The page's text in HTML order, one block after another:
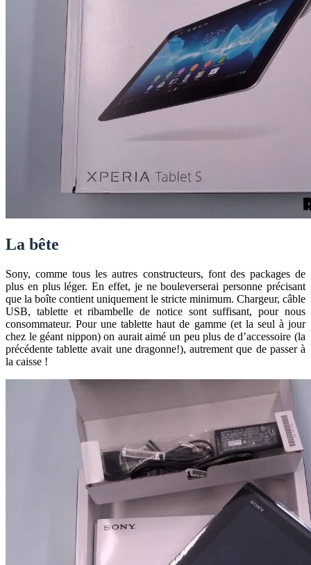
La bête
Sony, comme tous les autres constructeurs, font des packages de
plus en plus léger. En effet, je ne bouleverserai personne précisant
que la boîte contient uniquement le stricte minimum. Chargeur, câble
USB, tablette et ribambelle de notice sont suffisant, pour nous
consommateur. Pour une tablette haut de gamme (et la seul à jour
chez le géant nippon) on aurait aimé un peu plus de d’accessoire (la
précédente tablette avait une dragonne!), autrement que de passer à
la caisse !